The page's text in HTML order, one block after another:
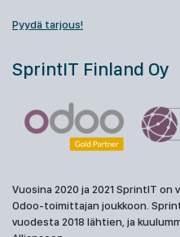
Pyydä tarjous!
SprintIT Finland Oy
Vuosina 2020 ja 2021 SprintIT
Odoo-toimittajan joukkoon.
vuodesta 2018 lähtien, ja